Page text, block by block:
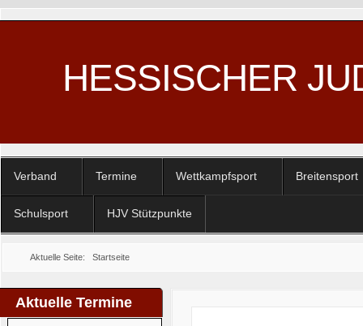
HESSISCHER
Verband Termine Wettkampfsport Breitensport
Schulsport HJV Stützpunkte
Aktuelle Seite: Startseite
Aktuelle Termine